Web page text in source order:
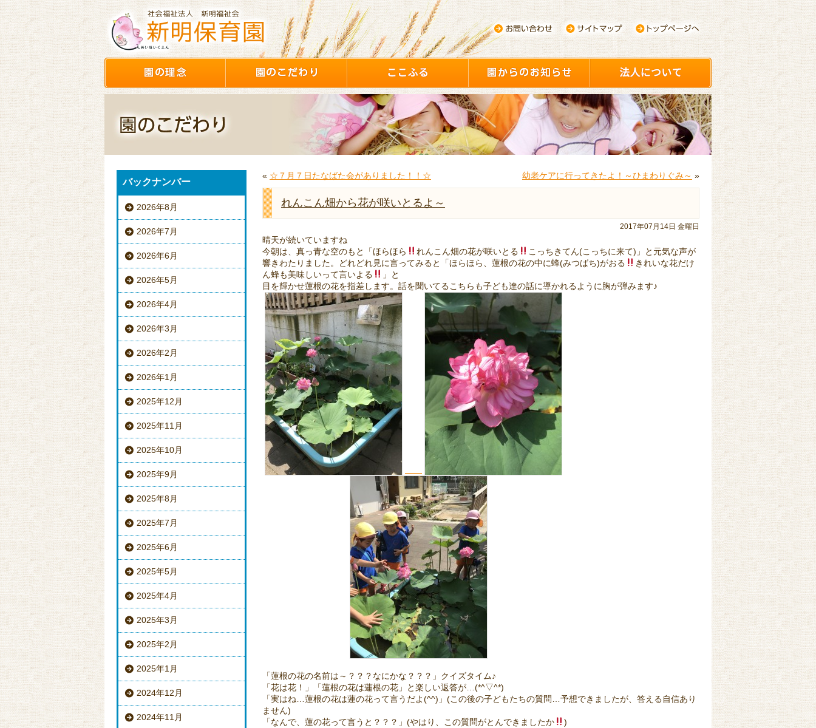
バックナンバー
2026年8月
2026年7月
2026年6月
2026年5月
2026年4月
2026年3月
2026年2月
2026年1月
2025年12月
2025年11月
2025年10月
2025年9月
2025年8月
2025年7月
2025年6月
2025年5月
2025年4月
2025年3月
2025年2月
2025年1月
2024年12月
2024年11月
« ☆７月７日たなばた会がありました！！☆ 幼老ケアに行ってきたよ！～ひまわりぐみ～ »
れんこん畑から花が咲いとるよ～
2017年07月14日 金曜日
晴天が続いていますね
今朝は、真っ青な空のもと「ほらほら
れんこん畑の花が咲いとる
こっちきてん(こっちに来て)」と元気な声が
響きわたりました。どれどれ見に言ってみると「ほらほら、蓮根の花の中に蜂(みつばち)がおる
きれいな花だけ
ん蜂も美味しいって言いよる
」と
目を輝かせ蓮根の花を指差します。話を聞いてるこちらも子ども達の話に導かれるように胸が弾みます♪
「蓮根の花の名前は～？？？なにかな？？？」クイズタイム♪
「花は花！」「蓮根の花は蓮根の花」と楽しい返答が…(*^▽^*)
「実はね…蓮根の花は蓮の花って言うだよ(^^)」(この後の子どもたちの質問…予想できましたが、答える自信あり
ません)
「なんで、蓮の花って言うと？？？」(やはり、この質問がとんできましたか
)